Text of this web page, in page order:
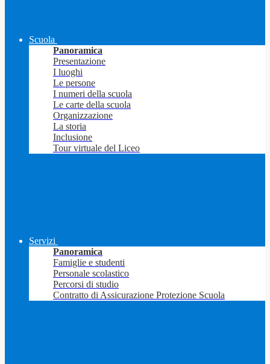
Scuola
Panoramica
Presentazione
I luoghi
Le persone
I numeri della scuola
Le carte della scuola
Organizzazione
La storia
Inclusione
Tour virtuale del Liceo
Servizi
Panoramica
Famiglie e studenti
Personale scolastico
Percorsi di studio
Contratto di Assicurazione Protezione Scuola